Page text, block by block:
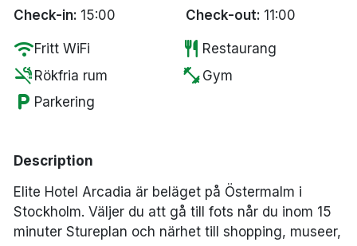
Check-in: 15:00 Check-out: 11:00
wifiFritt WiFi restaurant Restaurang
smoke_free Rökfria rum fitness_center Gym
local_parking Parkering
Description
Elite Hotel Arcadia är beläget på Östermalm i
Stockholm. Väljer du att gå till fots når du inom 15
minuter Stureplan och närhet till shopping, museer,